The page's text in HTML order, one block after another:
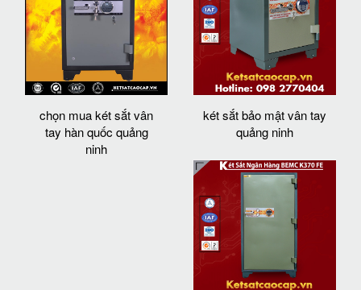
chọn mua két sắt vân
tay hàn quốc quảng
ninh
két sắt bảo mật vân tay
quảng ninh